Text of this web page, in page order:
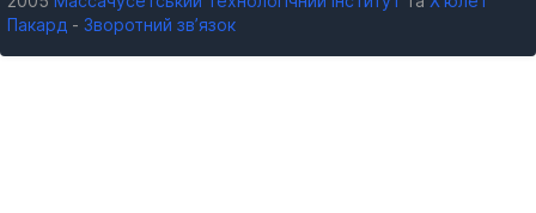
Пакард - Зворотний зв’язок